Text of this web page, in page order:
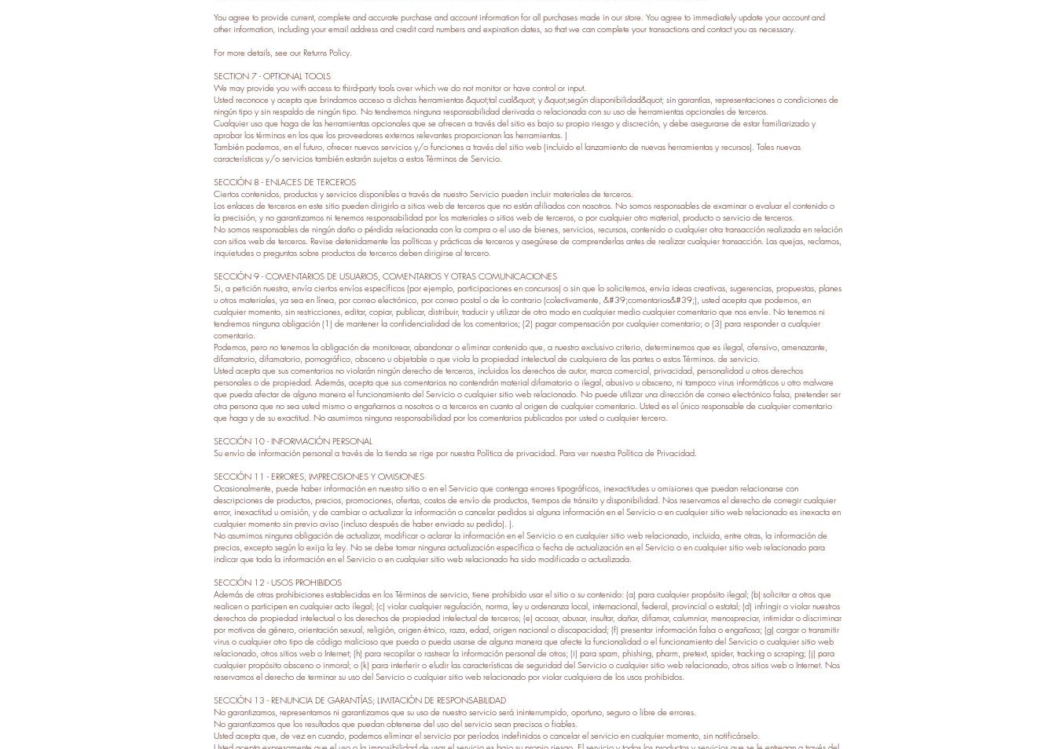
You agree to provide current, complete and accurate purchase and account information for all purchases made in our store. You agree to immediately update your account and
other information, including your email address and credit card numbers and expiration dates, so that we can complete your transactions and contact you as necessary.
For more details, see our Returns Policy.
SECTION 7 - OPTIONAL TOOLS
We may provide you with access to third-party tools over which we do not monitor or have control or input.
Usted reconoce y acepta que brindamos acceso a dichas herramientas &quot;tal cual&quot; y &quot;según disponibilidad&quot; sin garantías, representaciones o condiciones de
ningún tipo y sin respaldo de ningún tipo. No tendremos ninguna responsabilidad derivada o relacionada con su uso de herramientas opcionales de terceros.
Cualquier uso que haga de las herramientas opcionales que se ofrecen a través del sitio es bajo su propio riesgo y discreción, y debe asegurarse de estar familiarizado y
aprobar los términos en los que los proveedores externos relevantes proporcionan las herramientas. )
También podemos, en el futuro, ofrecer nuevos servicios y/o funciones a través del sitio web (incluido el lanzamiento de nuevas herramientas y recursos). Tales nuevas
características y/o servicios también estarán sujetos a estos Términos de Servicio.
SECCIÓN 8 - ENLACES DE TERCEROS
Ciertos contenidos, productos y servicios disponibles a través de nuestro Servicio pueden incluir materiales de terceros.
Los enlaces de terceros en este sitio pueden dirigirlo a sitios web de terceros que no están afiliados con nosotros. No somos responsables de examinar o evaluar el contenido o
la precisión, y no garantizamos ni tenemos responsabilidad por los materiales o sitios web de terceros, o por cualquier otro material, producto o servicio de terceros.
No somos responsables de ningún daño o pérdida relacionada con la compra o el uso de bienes, servicios, recursos, contenido o cualquier otra transacción realizada en relación
con sitios web de terceros. Revise detenidamente las políticas y prácticas de terceros y asegúrese de comprenderlas antes de realizar cualquier transacción. Las quejas, reclamos,
inquietudes o preguntas sobre productos de terceros deben dirigirse al tercero.
SECCIÓN 9 - COMENTARIOS DE USUARIOS, COMENTARIOS Y OTRAS COMUNICACIONES
Si, a petición nuestra, envía ciertos envíos específicos (por ejemplo, participaciones en concursos) o sin que lo solicitemos, envía ideas creativas, sugerencias, propuestas, planes
u otros materiales, ya sea en línea, por correo electrónico, por correo postal o de lo contrario (colectivamente, &#39;comentarios&#39;), usted acepta que podemos, en
cualquier momento, sin restricciones, editar, copiar, publicar, distribuir, traducir y utilizar de otro modo en cualquier medio cualquier comentario que nos envíe. No tenemos ni
tendremos ninguna obligación (1) de mantener la confidencialidad de los comentarios; (2) pagar compensación por cualquier comentario; o (3) para responder a cualquier
comentario.
Podemos, pero no tenemos la obligación de monitorear, abandonar o eliminar contenido que, a nuestro exclusivo criterio, determinemos que es ilegal, ofensivo, amenazante,
difamatorio, difamatorio, pornográfico, obsceno u objetable o que viola la propiedad intelectual de cualquiera de las partes o estos Términos. de servicio.
Usted acepta que sus comentarios no violarán ningún derecho de terceros, incluidos los derechos de autor, marca comercial, privacidad, personalidad u otros derechos
personales o de propiedad. Además, acepta que sus comentarios no contendrán material difamatorio o ilegal, abusivo u obsceno, ni tampoco virus informáticos u otro malware
que pueda afectar de alguna manera el funcionamiento del Servicio o cualquier sitio web relacionado. No puede utilizar una dirección de correo electrónico falsa, pretender ser
otra persona que no sea usted mismo o engañarnos a nosotros o a terceros en cuanto al origen de cualquier comentario. Usted es el único responsable de cualquier comentario
que haga y de su exactitud. No asumimos ninguna responsabilidad por los comentarios publicados por usted o cualquier tercero.
SECCIÓN 10 - INFORMACIÓN PERSONAL
Su envío de información personal a través de la tienda se rige por nuestra Política de privacidad. Para ver nuestra Política de Privacidad.
SECCIÓN 11 - ERRORES, IMPRECISIONES Y OMISIONES
Ocasionalmente, puede haber información en nuestro sitio o en el Servicio que contenga errores tipográficos, inexactitudes u omisiones que puedan relacionarse con
descripciones de productos, precios, promociones, ofertas, costos de envío de productos, tiempos de tránsito y disponibilidad. Nos reservamos el derecho de corregir cualquier
error, inexactitud u omisión, y de cambiar o actualizar la información o cancelar pedidos si alguna información en el Servicio o en cualquier sitio web relacionado es inexacta en
cualquier momento sin previo aviso (incluso después de haber enviado su pedido). ).
No asumimos ninguna obligación de actualizar, modificar o aclarar la información en el Servicio o en cualquier sitio web relacionado, incluida, entre otras, la información de
precios, excepto según lo exija la ley. No se debe tomar ninguna actualización específica o fecha de actualización en el Servicio o en cualquier sitio web relacionado para
indicar que toda la información en el Servicio o en cualquier sitio web relacionado ha sido modificada o actualizada.
SECCIÓN 12 - USOS PROHIBIDOS
Además de otras prohibiciones establecidas en los Términos de servicio, tiene prohibido usar el sitio o su contenido: (a) para cualquier propósito ilegal; (b) solicitar a otros que
realicen o participen en cualquier acto ilegal; (c) violar cualquier regulación, norma, ley u ordenanza local, internacional, federal, provincial o estatal; (d) infringir o violar nuestros
derechos de propiedad intelectual o los derechos de propiedad intelectual de terceros; (e) acosar, abusar, insultar, dañar, difamar, calumniar, menospreciar, intimidar o discriminar
por motivos de género, orientación sexual, religión, origen étnico, raza, edad, origen nacional o discapacidad; (f) presentar información falsa o engañosa; (g) cargar o transmitir
virus o cualquier otro tipo de código malicioso que pueda o pueda usarse de alguna manera que afecte la funcionalidad o el funcionamiento del Servicio o cualquier sitio web
relacionado, otros sitios web o Internet; (h) para recopilar o rastrear la información personal de otros; (i) para spam, phishing, pharm, pretext, spider, tracking o scraping; (j) para
cualquier propósito obsceno o inmoral; o (k) para interferir o eludir las características de seguridad del Servicio o cualquier sitio web relacionado, otros sitios web o Internet. Nos
reservamos el derecho de terminar su uso del Servicio o cualquier sitio web relacionado por violar cualquiera de los usos prohibidos.
SECCIÓN 13 - RENUNCIA DE GARANTÍAS; LIMITACIÓN DE RESPONSABILIDAD
No garantizamos, representamos ni garantizamos que su uso de nuestro servicio será ininterrumpido, oportuno, seguro o libre de errores.
No garantizamos que los resultados que puedan obtenerse del uso del servicio sean precisos o fiables.
Usted acepta que, de vez en cuando, podemos eliminar el servicio por períodos indefinidos o cancelar el servicio en cualquier momento, sin notificárselo.